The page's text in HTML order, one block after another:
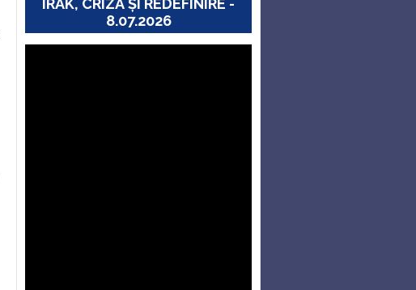
IRAK, CRIZĂ ȘI REDEFINIRE -
8.07.2026